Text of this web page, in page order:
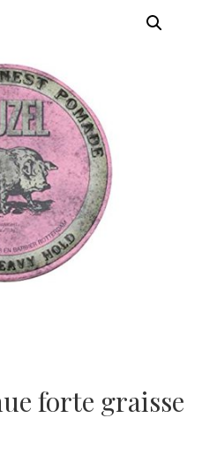
forte graisse